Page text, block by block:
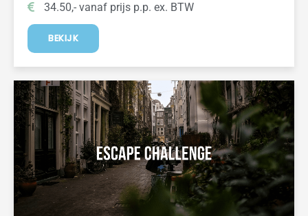
34.50,- vanaf prijs p.p. ex. BTW
BEKIJK